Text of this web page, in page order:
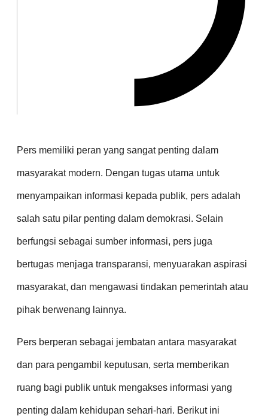
Pers memiliki peran yang sangat penting dalam
masyarakat modern. Dengan tugas utama untuk
menyampaikan informasi kepada publik, pers adalah
salah satu pilar penting dalam demokrasi. Selain
berfungsi sebagai sumber informasi, pers juga
bertugas menjaga transparansi, menyuarakan aspirasi
masyarakat, dan mengawasi tindakan pemerintah atau
pihak berwenang lainnya.
Pers berperan sebagai jembatan antara masyarakat
dan para pengambil keputusan, serta memberikan
ruang bagi publik untuk mengakses informasi yang
penting dalam kehidupan sehari-hari. Berikut ini